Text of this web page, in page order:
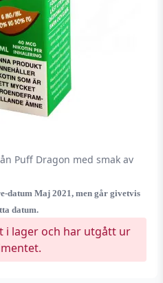
Puff Dragon med smak av
datum Maj 2021, men går givetvis
datum.
i lager och har utgått ur